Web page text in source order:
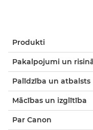
Produkti
Pakalpojumi un
Palīdzība un atbalsts
Mācības un izglītība
Par Canon